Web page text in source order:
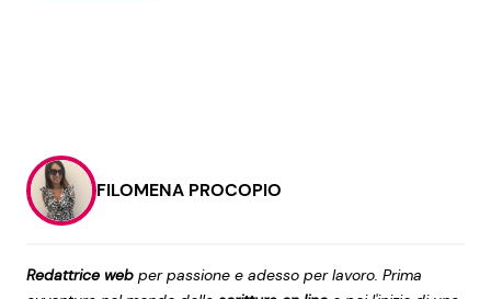
FILOMENA PROCOPIO
Redattrice web per passione e adesso per lavoro. Prima